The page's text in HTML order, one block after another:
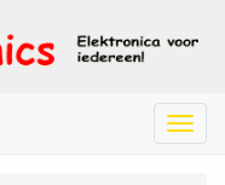
Menu